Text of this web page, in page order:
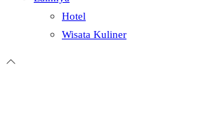
Hotel
Wisata Kuliner